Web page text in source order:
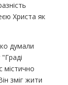
Христа як
думали
містично
зміг жити